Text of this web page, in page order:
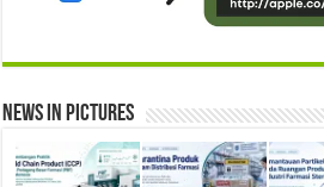
News in Pictures